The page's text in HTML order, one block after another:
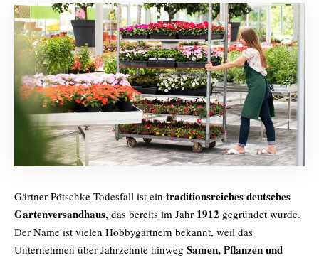
Gärtner Pötschke Todesfall ist ein traditionsreiches deutsches
Gartenversandhaus, das bereits im Jahr 1912 gegründet wurde.
Der Name ist vielen Hobbygärtnern bekannt, weil das
Unternehmen über Jahrzehnte hinweg Samen, Pflanzen und